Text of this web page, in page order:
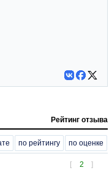
Рейтинг отзыва
по рейтингу по оценке
[ 2 ]